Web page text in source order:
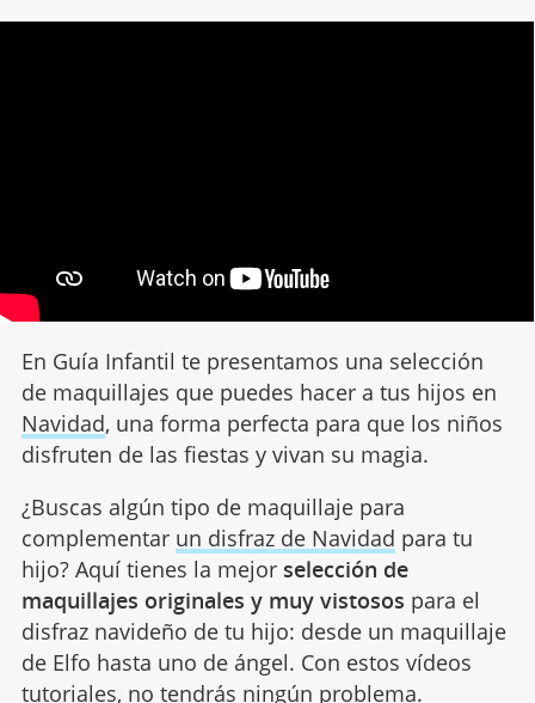
En Guía Infantil te presentamos una selección
de maquillajes que puedes hacer a tus hijos en
Navidad, una forma perfecta para que los niños
disfruten de las fiestas y vivan su magia.
¿Buscas algún tipo de maquillaje para
complementar un disfraz de Navidad para tu
hijo? Aquí tienes la mejor selección de
maquillajes originales y muy vistosos para el
disfraz navideño de tu hijo: desde un maquillaje
de Elfo hasta uno de ángel. Con estos vídeos
tutoriales, no tendrás ningún problema.